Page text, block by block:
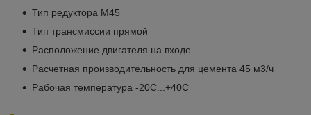
Тип редуктора М45
Тип трансмиссии прямой
Расположение двигателя на входе
Расчетная производительность для цемента 45 м3/ч
Рабочая температура -20С...+40С